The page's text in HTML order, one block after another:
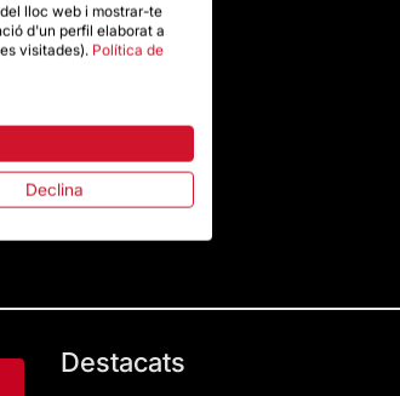
Destacats
lloc web i mostrar-te
d'un perfil elaborat a
visitades). Política de
Declina